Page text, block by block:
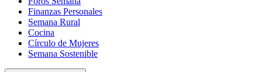
Finanzas Personales
Semana Rural
Cocina
Círculo de Mujeres
Semana Sostenible